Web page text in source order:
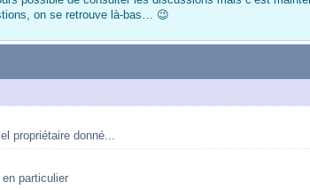
on se retrouve là-bas… 😉
propriétaire donné...
particulier